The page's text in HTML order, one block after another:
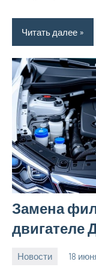
Читать далее
Замена
двигателе
Новости 18